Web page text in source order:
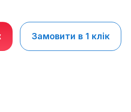
Замовити в 1 клік